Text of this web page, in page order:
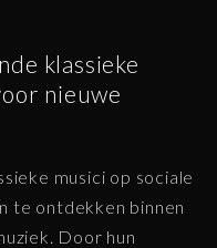
klassieke
nieuwe
musici op sociale
te ontdekken binnen
Door hun